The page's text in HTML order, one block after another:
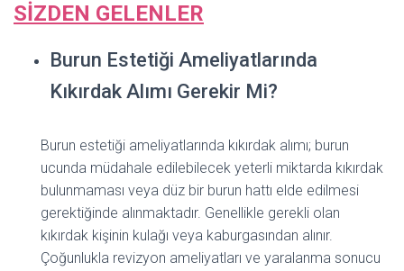
SİZDEN GELENLER
Burun Estetiği Ameliyatlarında
Kıkırdak Alımı Gerekir Mi?
Burun estetiği ameliyatlarında kıkırdak alımı; burun
ucunda müdahale edilebilecek yeterli miktarda kıkırdak
bulunmaması veya düz bir burun hattı elde edilmesi
gerektiğinde alınmaktadır. Genellikle gerekli olan
kıkırdak kişinin kulağı veya kaburgasından alınır.
Çoğunlukla revizyon ameliyatları ve yaralanma sonucu